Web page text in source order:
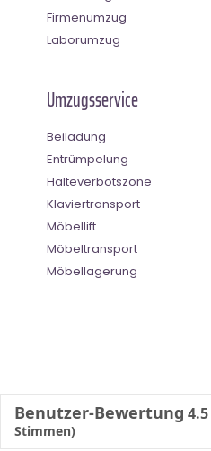
Firmenumzug
Laborumzug
Umzugsservice
Beiladung
Entrümpelung
Halteverbotszone
Klaviertransport
Möbellift
Möbeltransport
Möbellagerung
Benutzer-Bewertung 4.5
Stimmen)